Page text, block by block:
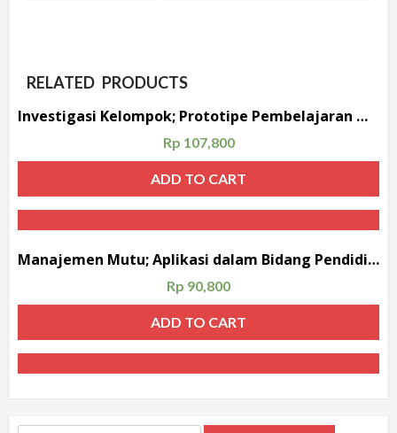
RELATED PRODUCTS
Investigasi Kelompok; Prototipe Pembelajaran Menulis Akademik
Rp 107,800
ADD TO CART
Manajemen Mutu; Aplikasi dalam Bidang Pendidikan
Rp 90,800
ADD TO CART